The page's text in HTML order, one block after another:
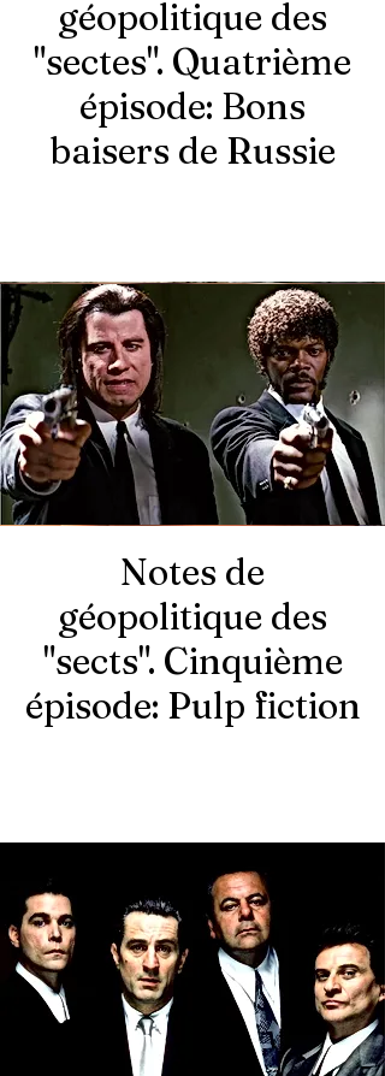
géopolitique des
"sectes". Quatrième
épisode: Bons
baisers de Russie
Notes de
géopolitique des
"sects". Cinquième
épisode: Pulp fiction